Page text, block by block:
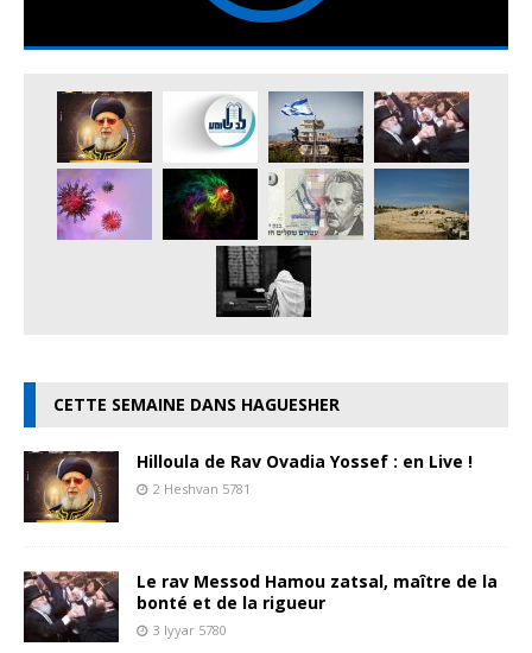
CETTE SEMAINE DANS HAGUESHER
Hilloula de Rav Ovadia Yossef : en Live !
2 Heshvan 5781
Le rav Messod Hamou zatsal, maître de la
bonté et de la rigueur
3 Iyyar 5780